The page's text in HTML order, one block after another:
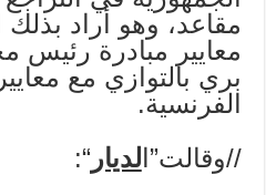
مقاعد، وهو أراد بذلك
معايير مبادرة رئيس
بري بالتوازي مع
الفرنسية.
//وقالت”الديار “: